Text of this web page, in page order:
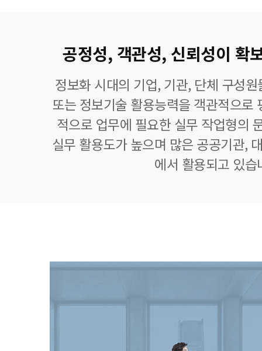
공정성, 객관성, 신뢰성이 확
정보화 시대의 기업, 기관, 단체 구성
또는 정보기술 활용능력을 객관적으로
적으로 업무에 필요한 실무 작업형의
실무 활용도가 높으며 많은 공공기관,
에서 활용되고 있습